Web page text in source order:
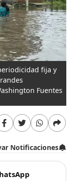
fija y
Fuentes
Notificaciones